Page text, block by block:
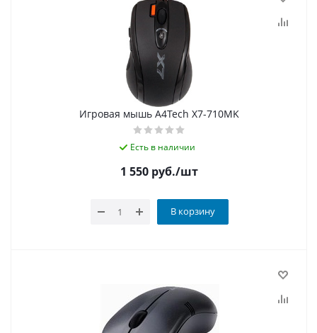
Игровая мышь A4Tech X7-710MK
Есть в наличии
1 550 руб./шт
В корзину